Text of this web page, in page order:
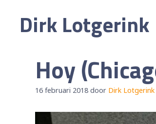
Dirk Lotgerink
Hoy
16 februari 2018 door Dirk Lotgerink